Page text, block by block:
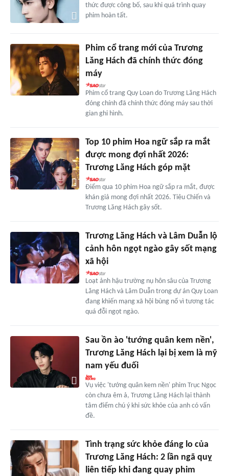
thức được công bố, sau khi quá trình quay
phim hoàn tất.
Phim cổ trang mới của Trương
Lăng Hách đã chính thức đóng
máy
Phim cổ trang Quy Loan do Trương Lăng Hách
đóng chính đã chính thức đóng máy sau thời
gian ghi hình.
Top 10 phim Hoa ngữ sắp ra mắt
được mong đợi nhất 2026:
Trương Lăng Hách góp mặt
Điểm qua 10 phim Hoa ngữ sắp ra mắt, được
khán giả mong đợi nhất 2026. Tiêu Chiến và
Trương Lăng Hách gây sốt.
Trương Lăng Hách và Lâm Duẫn lộ
cảnh hôn ngọt ngào gây sốt mạng
xã hội
Loạt ảnh hậu trường nụ hôn sâu của Trương
Lăng Hách và Lâm Duẫn trong dự án Quy Loan
đang khiến mạng xã hội bùng nổ vì tương tác
quá đỗi ngọt ngào.
Sau ồn ào 'tướng quân kem nền',
Trương Lăng Hách lại bị xem là mỹ
nam yếu đuối
Vụ việc 'tướng quân kem nền' phim Trục Ngọc
còn chưa êm ả, Trương Lăng Hách lại thành
tâm điểm chú ý khi sức khỏe của anh có vấn
đề.
Tình trạng sức khỏe đáng lo của
Trương Lăng Hách: 2 lần ngã quỵ
liên tiếp khi đang quay phim